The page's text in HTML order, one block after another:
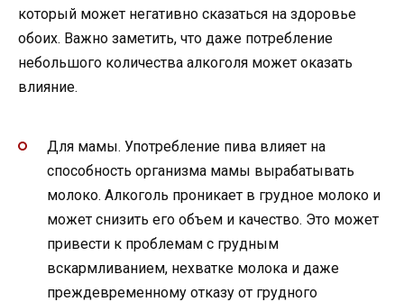
который может негативно сказаться на здоровье
обоих. Важно заметить, что даже потребление
небольшого количества алкоголя может оказать
влияние.
Для мамы. Употребление пива влияет на
способность организма мамы вырабатывать
молоко. Алкоголь проникает в грудное молоко и
может снизить его объем и качество. Это может
привести к проблемам с грудным
вскармливанием, нехватке молока и даже
преждевременному отказу от грудного